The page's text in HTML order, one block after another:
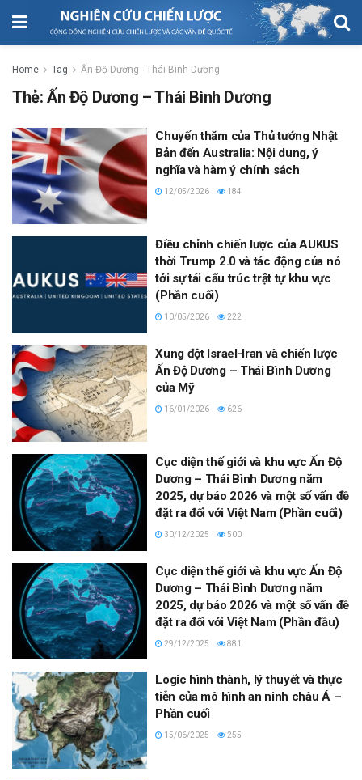
Home Tag Ấn Độ Dương - Thái Bình Dương
Thẻ:Ấn Độ Dương – Thái Bình Dương
Chuyến thăm của Thủ tướng Nhật
Bản đến Australia: Nội dung, ý
nghĩa và hàm ý chính sách
12/05/2026 184
Điều chỉnh chiến lược của AUKUS
thời Trump 2.0 và tác động của nó
tới sự tái cấu trúc trật tự khu vực
(Phần cuối)
10/05/2026 222
Xung đột Israel-Iran và chiến lược
Ấn Độ Dương – Thái Bình Dương
của Mỹ
16/01/2026 626
Cục diện thế giới và khu vực Ấn Độ
Dương – Thái Bình Dương năm
2025, dự báo 2026 và một số vấn đề
đặt ra đối với Việt Nam (Phần cuối)
30/12/2025 500
Cục diện thế giới và khu vực Ấn Độ
Dương – Thái Bình Dương năm
2025, dự báo 2026 và một số vấn đề
đặt ra đối với Việt Nam (Phần đầu)
29/12/2025 881
Logic hình thành, lý thuyết và thực
tiễn của mô hình an ninh châu Á –
Phần cuối
15/06/2025 255